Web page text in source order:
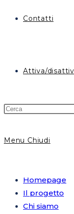
Contatti
Attiva/
Menu Chiudi
Homepage
Il progetto
Chi siamo